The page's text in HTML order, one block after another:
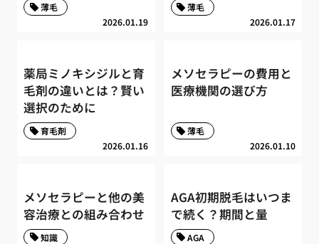
2026.01.19
薄毛
2026.01.17
薄毛
薬局ミノキシジルと育
毛剤の違いとは？賢い
選択のために
2026.01.16
育毛剤
メソセラピーの費用と
医療機関の選び方
2026.01.10
薄毛
メソセラピーと他の美
容治療との組み合わせ
知識
AGA初期脱毛はいつま
で続く？期間と量
AGA